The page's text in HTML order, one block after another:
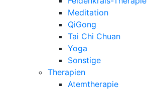
Meditation
QiGong
Tai Chi Chuan
Yoga
Sonstige
Therapien
Atemtherapie